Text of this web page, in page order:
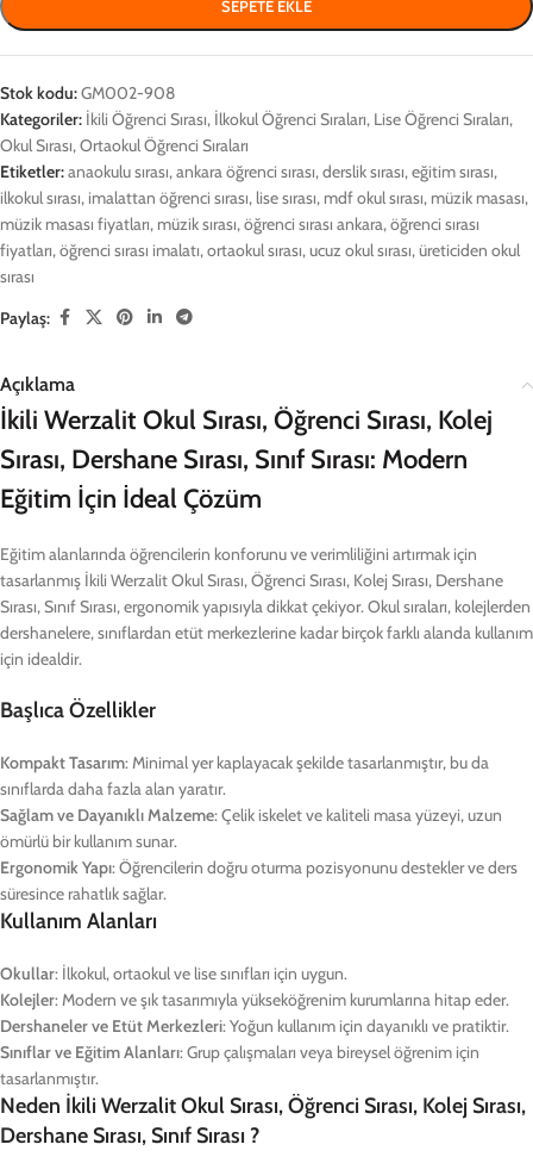
SEPETE EKLE
Stok kodu:GM002-908
Kategoriler: İkili Öğrenci Sırası, İlkokul Öğrenci Sıraları, Lise Öğrenci Sıraları,
Okul Sırası,Ortaokul Öğrenci Sıraları
Etiketler:anaokulu sırası,ankara öğrenci sırası,derslik sırası,eğitim sırası,
ilkokul sırası, imalattan öğrenci sırası, lise sırası, mdf okul sırası, müzik masası,
müzik masası fiyatları, müzik sırası,öğrenci sırası ankara,öğrenci sırası
fiyatları,öğrenci sırası imalatı,ortaokul sırası,ucuz okul sırası,üreticiden okul
sırası
Paylaş:
Açıklama
İkili Werzalit Okul Sırası, Öğrenci Sırası, Kolej
Sırası, Dershane Sırası, Sınıf Sırası: Modern
Eğitim İçin İdeal Çözüm
Eğitim alanlarında öğrencilerin konforunu ve verimliliğini artırmak için
tasarlanmış İkili Werzalit Okul Sırası, Öğrenci Sırası, Kolej Sırası, Dershane
Sırası, Sınıf Sırası, ergonomik yapısıyla dikkat çekiyor. Okul sıraları, kolejlerden
dershanelere, sınıflardan etüt merkezlerine kadar birçok farklı alanda kullanım
için idealdir.
Başlıca Özellikler
Kompakt Tasarım: Minimal yer kaplayacak şekilde tasarlanmıştır, bu da
sınıflarda daha fazla alan yaratır.
Sağlam ve Dayanıklı Malzeme: Çelik iskelet ve kaliteli masa yüzeyi, uzun
ömürlü bir kullanım sunar.
Ergonomik Yapı: Öğrencilerin doğru oturma pozisyonunu destekler ve ders
süresince rahatlık sağlar.
Kullanım Alanları
Okullar: İlkokul, ortaokul ve lise sınıfları için uygun.
Kolejler: Modern ve şık tasarımıyla yükseköğrenim kurumlarına hitap eder.
Dershaneler ve Etüt Merkezleri: Yoğun kullanım için dayanıklı ve pratiktir.
Sınıflar ve Eğitim Alanları: Grup çalışmaları veya bireysel öğrenim için
tasarlanmıştır.
Neden İkili Werzalit Okul Sırası, Öğrenci Sırası, Kolej Sırası,
Dershane Sırası, Sınıf Sırası ?